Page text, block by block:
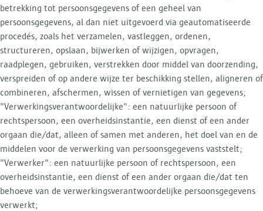
betrekking tot persoonsgegevens of een geheel van
persoonsgegevens, al dan niet uitgevoerd via geautomatiseerde
procedés, zoals het verzamelen, vastleggen, ordenen,
structureren, opslaan, bijwerken of wijzigen, opvragen,
raadplegen, gebruiken, verstrekken door middel van doorzending,
verspreiden of op andere wijze ter beschikking stellen, aligneren of
combineren, afschermen, wissen of vernietigen van gegevens;
"Verwerkingsverantwoordelijke": een natuurlijke persoon of
rechtspersoon, een overheidsinstantie, een dienst of een ander
orgaan die/dat, alleen of samen met anderen, het doel van en de
middelen voor de verwerking van persoonsgegevens vaststelt;
"Verwerker": een natuurlijke persoon of rechtspersoon, een
overheidsinstantie, een dienst of een ander orgaan die/dat ten
behoeve van de verwerkingsverantwoordelijke persoonsgegevens
verwerkt;